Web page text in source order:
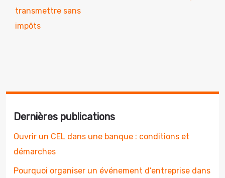
transmettre sans
impôts
Dernières publications
Ouvrir un CEL dans une banque : conditions et
démarches
Pourquoi organiser un événement d’entreprise dans